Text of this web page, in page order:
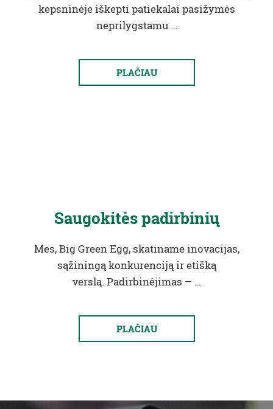
kepsninėje iškepti patiekalai pasižymės
neprilygstamu …
PLAČIAU
Saugokitės padirbinių
Mes, Big Green Egg, skatiname inovacijas,
sąžiningą konkurenciją ir etišką
verslą. Padirbinėjimas – …
PLAČIAU